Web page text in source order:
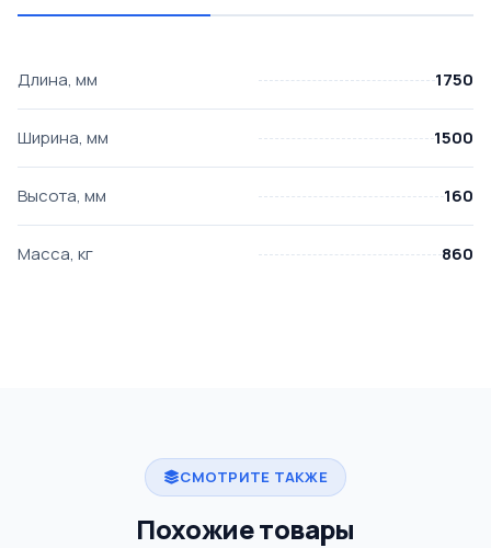
Длина, мм 1750
Ширина, мм 1500
Высота, мм 160
Масса, кг 860
СМОТРИТЕ ТАКЖЕ
Похожие товары